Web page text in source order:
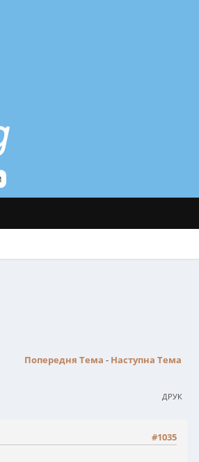
Попередня Тема - Наступна Тема
ДРУК
#1035